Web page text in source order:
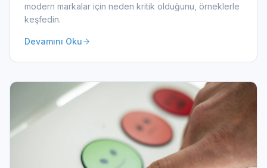
modern markalar için neden kritik olduğunu, örneklerle
keşfedin.
Devamını Oku